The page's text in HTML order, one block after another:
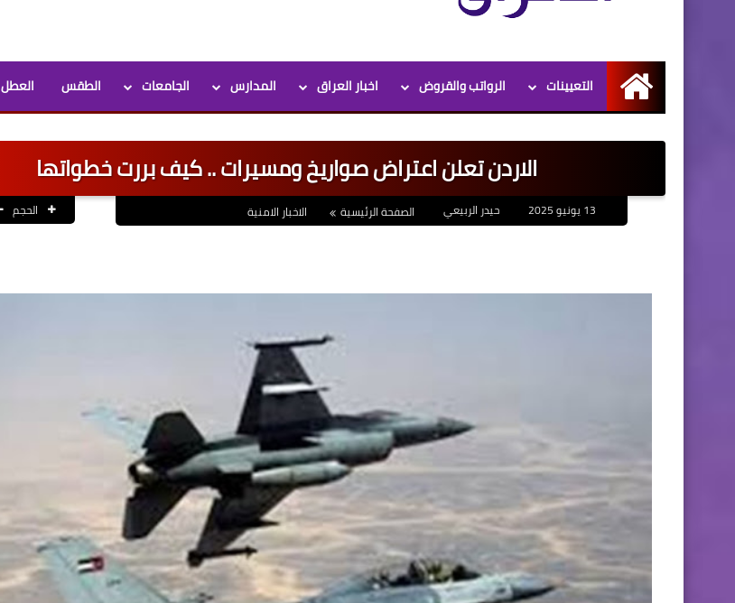
الرئيسية
التعيينات الرواتب والقروض اخبار العراق المدارس الجامعات الطقس العطل
الاردن تعلن اعتراض صواريخ ومسيرات .. كيف بررت خطواتها
حيدر الربيعي الصفحة الرئيسية الاخبار الامنية الحجم